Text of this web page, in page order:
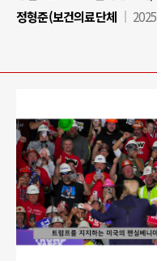
정형준(보건의료단체